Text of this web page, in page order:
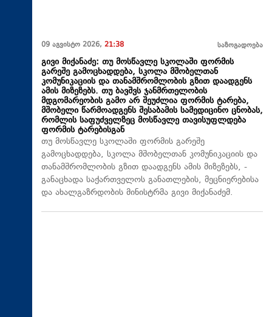
09 აგვისტო 2026, 21:38 საზოგადოება
გივი მიქანაძე: თუ მოსწავლე სკოლაში ფორმის
გარეშე გამოცხადდება, სკოლა მშობელთან
კომუნიკაციის და თანამშრომლობის გზით დაადგენს
ამის მიზეზებს. თუ ბავშვს ჯანმრთელობის
მდგომარეობის გამო არ შეუძლია ფორმის ტარება,
მშობელი წარმოადგენს შესაბამის სამედიცინო ცნობას,
რომლის საფუძველზეც მოსწავლე თავისუფლდება
ფორმის ტარებისგან
თუ მოსწავლე სკოლაში ფორმის გარეშე
გამოცხადდება, სკოლა მშობელთან კომუნიკაციის და
თანამშრომლობის გზით დაადგენს ამის მიზეზებს, -
განაცხადა საქართველოს განათლების, მეცნიერებისა
და ახალგაზრდობის მინისტრმა გივი მიქანაძემ.